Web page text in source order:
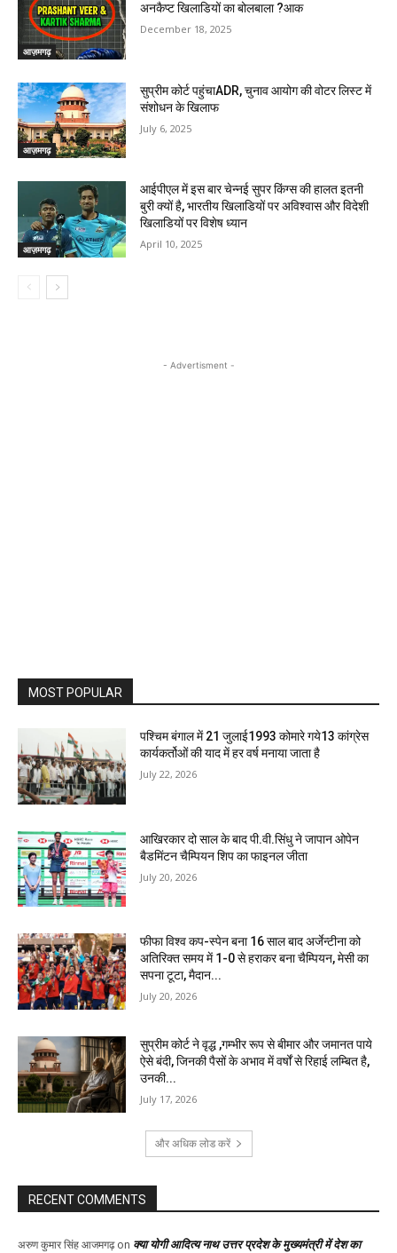
आज़मगढ़
अनकैप्ट खिलाडियों का बोलबाला ?आक
December 18, 2025
आज़मगढ़
सुप्रीम कोर्ट पहुंचाADR, चुनाव आयोग की वोटर लिस्ट में
संशोधन के खिलाफ
July 6, 2025
आज़मगढ़
आईपीएल में इस बार चेन्नई सुपर किंग्स की हालत इतनी
बुरी क्यों है, भारतीय खिलाडियों पर अविश्वास और विदेशी
खिलाडियों पर विशेष ध्यान
April 10, 2025
- Advertisment -
MOST POPULAR
पश्चिम बंगाल में 21 जुलाई1993 कोमारे गये13 कांग्रेस
कार्यकर्तोओं की याद में हर वर्ष मनाया जाता है
July 22, 2026
आखिरकार दो साल के बाद पी.वी.सिंधु ने जापान ओपेन
बैडमिंटन चैम्पियन शिप का फाइनल जीता
July 20, 2026
फीफा विश्व कप-स्पेन बना 16 साल बाद अर्जेन्टीना को
अतिरिक्त समय में 1-0 से हराकर बना चैम्पियन, मेसी का
सपना टूटा, मैदान...
July 20, 2026
सुप्रीम कोर्ट ने वृद्ध ,गम्भीर रूप से बीमार और जमानत पाये
ऐसे बंदी, जिनकी पैसों के अभाव में वर्षों से रिहाई लम्बित है,
उनकी...
July 17, 2026
और अधिक लोड करें
RECENT COMMENTS
अरुण कुमार सिंह आजमगढ़on क्या योगी आदित्य नाथ उत्तर प्रदेश के मुख्यमंत्री में देश का